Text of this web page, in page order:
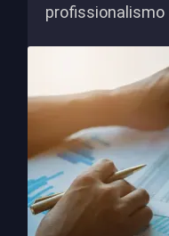
profissionalismo